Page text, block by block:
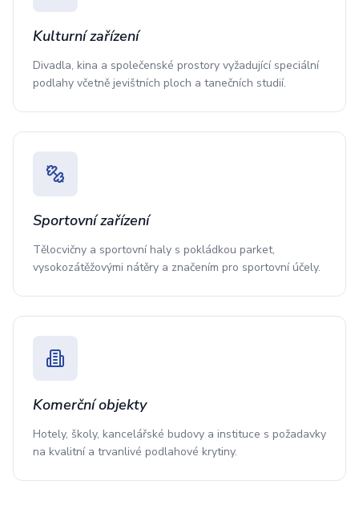
Kulturní zařízení
Divadla, kina a společenské prostory vyžadující speciální
podlahy včetně jevištních ploch a tanečních studií.
Sportovní zařízení
Tělocvičny a sportovní haly s pokládkou parket,
vysokozátěžovými nátěry a značením pro sportovní účely.
Komerční objekty
Hotely, školy, kancelářské budovy a instituce s požadavky
na kvalitní a trvanlivé podlahové krytiny.